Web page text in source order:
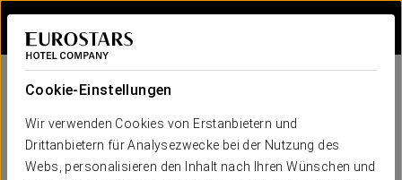
Cookie-Einstellungen
Wir verwenden Cookies von Erstanbietern und
Drittanbietern für Analysezwecke bei der Nutzung des
Webs, personalisieren den Inhalt nach Ihren Wünschen und
Allgemeine
bedingungen